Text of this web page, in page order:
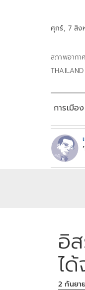
ศุกร์, 7 สิง
สภาพอากา
การเมือง
อิ
ไ
2 กันยา